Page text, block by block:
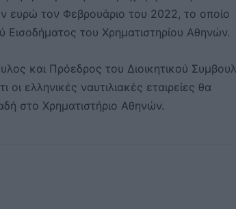
ευρώ τον Φεβρουάριο του 2022, το οποίο
Εισοδήματος του Χρηματιστηρίου Αθηνών.
και Πρόεδρος του Διοικητικού
ελληνικές ναυτιλιακές εταιρείες θα
στο Χρηματιστήριο Αθηνών.